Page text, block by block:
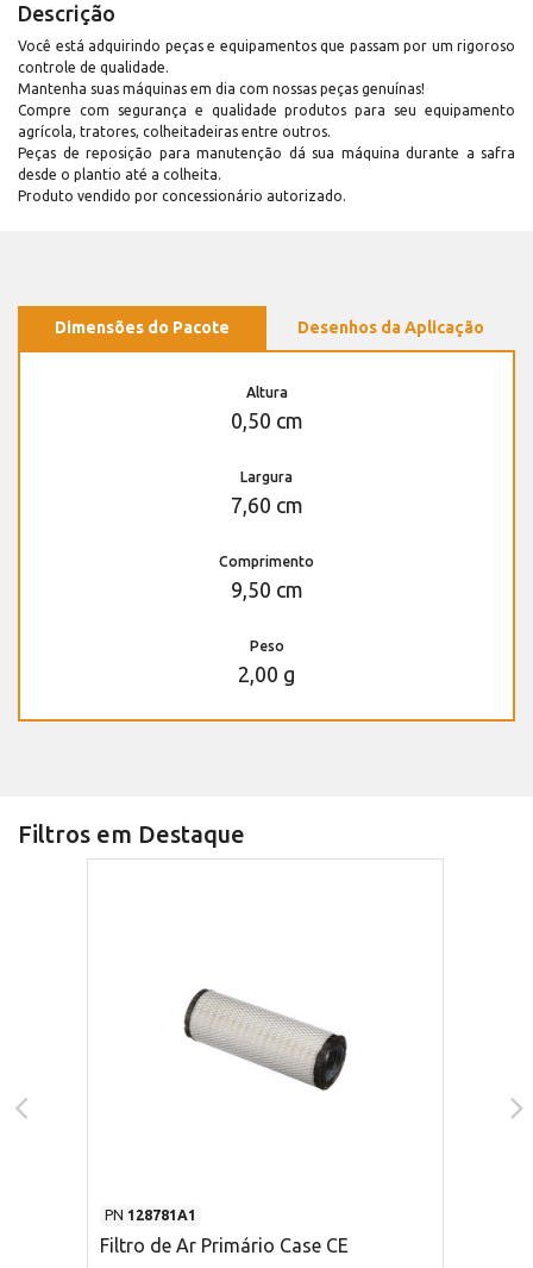
Descrição
Você está adquirindo peças e equipamentos que passam por um rigoroso
controle de qualidade.
Mantenha suas máquinas em dia com nossas peças genuínas!
Compre com segurança e qualidade produtos para seu equipamento
agrícola, tratores, colheitadeiras entre outros.
Peças de reposição para manutenção dá sua máquina durante a safra
desde o plantio até a colheita.
Produto vendido por concessionário autorizado.
Dimensões do Pacote Desenhos da Aplicação
Altura
0,50 cm
Largura
7,60 cm
Comprimento
9,50 cm
Peso
2,00 g
Filtros em Destaque
PN 128781A1
Filtro de Ar Primário Case CE